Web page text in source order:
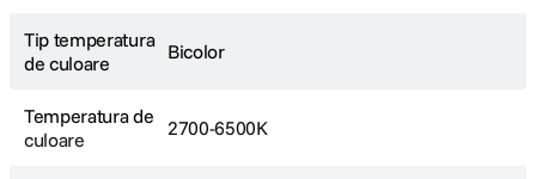
Tip temperatura
de culoare
Bicolor
Temperatura de
culoare
2700-6500K